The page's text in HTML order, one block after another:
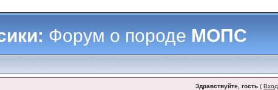
Форум о породеМОПС
Здравствуйте, гость (Вход